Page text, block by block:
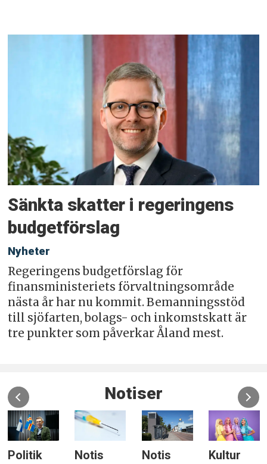
Sänkta skatter i regeringens
budgetförslag
Nyheter
Regeringens budgetförslag för
finansministeriets förvaltningsområde
nästa år har nu kommit. Bemanningsstöd
till sjöfarten, bolags- och inkomstskatt är
tre punkter som påverkar Åland mest.
Notiser
Politik Notis Notis Kultur